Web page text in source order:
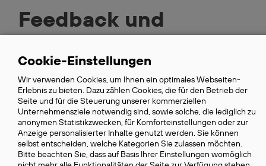
Feedback und
Kontaktangaben
Wenn Ihnen Barrieren auffallen, die Sie bei der
Nutzung unserer Website behindern, nehmen
Sie bitteKontaktmit uns auf:
CloudNow GmbH
Kaiser Josef Platz 52
Use
of
personal
data
and
cookies
Cookie-Einstellungen
Wir verwenden Cookies, um Ihnen ein optimales Webseiten-
Erlebnis zu bieten. Dazu zählen Cookies, die für den Betrieb der
Seite und für die Steuerung unserer kommerziellen
Unternehmensziele notwendig sind, sowie solche, die lediglich zu
anonymen Statistikzwecken, für Komforteinstellungen oder zur
Anzeige personalisierter Inhalte genutzt werden. Sie können
selbst entscheiden, welche Kategorien Sie zulassen möchten.
Bitte beachten Sie, dass auf Basis Ihrer Einstellungen womöglich